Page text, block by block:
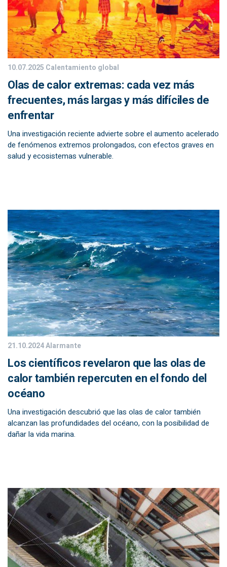
10.07.2025 Calentamiento global
Olas de calor extremas: cada vez más
frecuentes, más largas y más difíciles de
enfrentar
Una investigación reciente advierte sobre el aumento acelerado
de fenómenos extremos prolongados, con efectos graves en
salud y ecosistemas vulnerable.
21.10.2024Alarmante
Los científicos revelaron que las olas de
calor también repercuten en el fondo del
océano
Una investigación descubrió que las olas de calor también
alcanzan las profundidades del océano, con la posibilidad de
dañar la vida marina.